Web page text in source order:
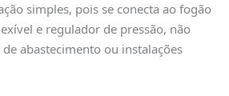
simples, pois se conecta ao fogão
e regulador de pressão, não
abastecimento ou instalações